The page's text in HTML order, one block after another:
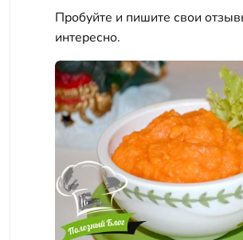
Пробуйте и пишите свои
интересно.